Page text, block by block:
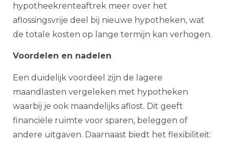
hypotheekrenteaftrek meer over het
aflossingsvrije deel bij nieuwe hypotheken, wat
de totale kosten op lange termijn kan verhogen.
Voordelen en nadelen
Een duidelijk voordeel zijn de lagere
maandlasten vergeleken met hypotheken
waarbij je ook maandelijks aflost. Dit geeft
financiële ruimte voor sparen, beleggen of
andere uitgaven. Daarnaast biedt het flexibiliteit: